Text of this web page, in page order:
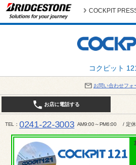
コクピット
COCKPIT
お問い合わせフォ
お店に電話する
TEL 0241-22-3003 AM9:00～PM6:00 / 定休